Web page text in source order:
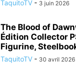
TaquitoTV - 3 juin 2026
The Blood of
Édition Collector
Figurine,
TaquitoTV - 30 avril 2026